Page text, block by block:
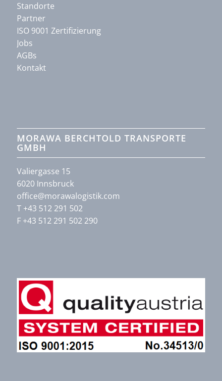
Standorte
Partner
ISO 9001 Zertifizierung
Jobs
AGBs
Kontakt
MORAWA BERCHTOLD TRANSPORTE
GMBH
Valiergasse 15
6020 Innsbruck
office@morawalogistik.com
T +43 512 291 502
F +43 512 291 502 290